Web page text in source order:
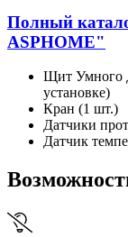
Полный
ASPHOME"
Щит Умного
установке)
Кран (1 шт.)
Датчики
Датчик